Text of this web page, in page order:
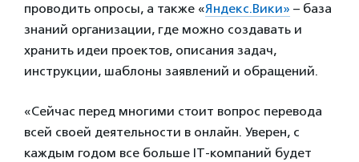
проводить опросы, а также «Яндекс.Вики» – база
знаний организации, где можно создавать и
хранить идеи проектов, описания задач,
инструкции, шаблоны заявлений и обращений.
«Сейчас перед многими стоит вопрос перевода
всей своей деятельности в онлайн. Уверен, с
каждым годом все больше IT-компаний будет